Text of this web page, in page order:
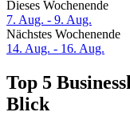
Dieses Wochenende
7. Aug. - 9. Aug.
Nächstes Wochenende
14. Aug. - 16. Aug.
Top 5
Blick